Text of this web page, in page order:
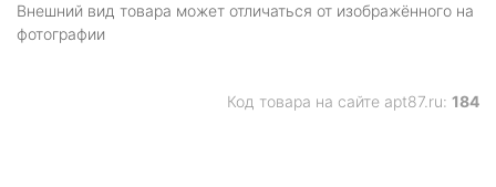
Внешний вид товара может отличаться от изображённого на
фотографии
Код товара на сайте apt87.ru: 184